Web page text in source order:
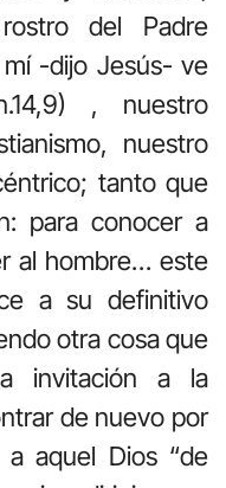
del Padre
-dijo Jesús- ve
, nuestro
nuestro
tanto que
para conocer a
al hombre… este
a su definitivo
otra cosa que
invitación a la
de nuevo por
aquel Dios “de